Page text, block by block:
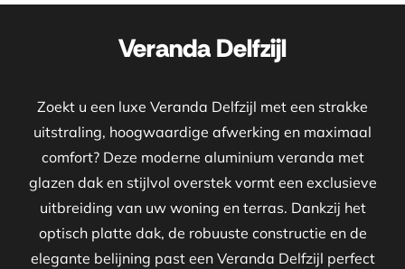
Veranda Delfzijl
Zoekt u een luxe Veranda Delfzijl met een strakke
uitstraling, hoogwaardige afwerking en maximaal
comfort? Deze moderne aluminium veranda met
glazen dak en stijlvol overstek vormt een exclusieve
uitbreiding van uw woning en terras. Dankzij het
optisch platte dak, de robuuste constructie en de
elegante belijning past een Veranda Delfzijl perfect